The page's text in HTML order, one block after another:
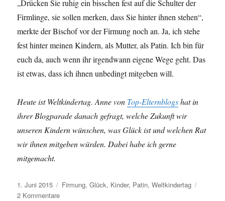
„Drücken Sie ruhig ein bisschen fest auf die Schulter der
Firmlinge, sie sollen merken, dass Sie hinter ihnen stehen“,
merkte der Bischof vor der Firmung noch an. Ja, ich stehe
fest hinter meinen Kindern, als Mutter, als Patin. Ich bin für
euch da, auch wenn ihr irgendwann eigene Wege geht. Das
ist etwas, dass ich ihnen unbedingt mitgeben will.
Heute ist Weltkindertag. Anne von Top-Elternblogshat in
ihrer Blogparade danach gefragt, welche Zukunft wir
unseren Kindern wünschen, was Glück ist und welchen Rat
wir ihnen mitgeben würden. Dabei habe ich gerne
mitgemacht.
Veröffentlicht
am
1. Juni 2015 Schlagwörter
Firmung,Glück, Kinder, Patin,Weltkindertag
2 Kommentarezu